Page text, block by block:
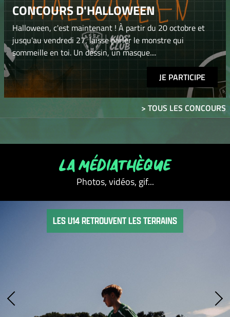
CONCOURS D'HALLOWEEN
Halloween, c'est maintenant ! À partir du 20 octobre et
jusqu'au vendredi 27, laisse parler le monstre qui
sommeille en toi. Un dessin, un masque....
JE PARTICIPE
> TOUS LES CONCOURS
LA MÉDIATHÈQUE
Photos, vidéos, gif...
LES U14 RETROUVENT LES TERRAINS